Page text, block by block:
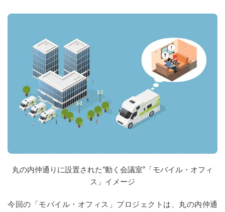
丸の内仲通りに設置された“動く会議室”「モバイル・オフィ
ス」イメージ
今回の「モバイル・オフィス」プロジェクトは、丸の内仲通